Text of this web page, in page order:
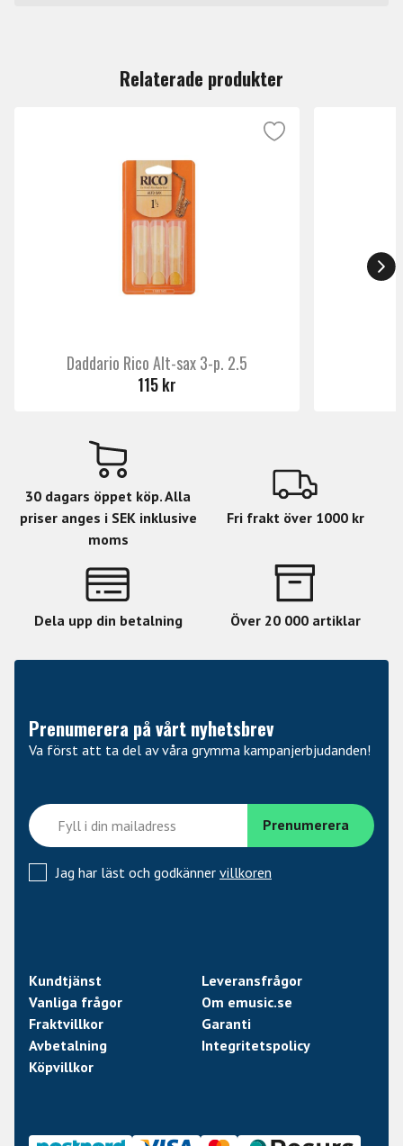
Relaterade produkter
Daddario Rico Alt-sax 3-p. 2.5
115 kr
30 dagars öppet köp. Alla
priser anges i SEK inklusive
moms
Fri frakt över 1000 kr
Dela upp din betalning Över 20 000 artiklar
Prenumerera på vårt nyhetsbrev
Va först att ta del av våra grymma kampanjerbjudanden!
Jag har läst och godkänner villkoren
Kundtjänst
Leveransfrågor
Vanliga frågor
Om emusic.se
Fraktvillkor
Garanti
Avbetalning
Integritetspolicy
Köpvillkor